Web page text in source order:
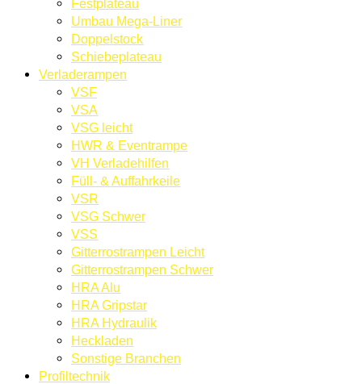
Festplateau
Umbau Mega-Liner
Doppelstock
Schiebeplateau
Verladerampen
VSF
VSA
VSG leicht
HWR & Eventrampe
VH Verladehilfen
Füll- & Auffahrkeile
VSR
VSG Schwer
VSS
Gitterrostrampen Leicht
Gitterrostrampen Schwer
HRA Alu
HRA Gripstar
HRA Hydraulik
Heckladen
Sonstige Branchen
Profiltechnik